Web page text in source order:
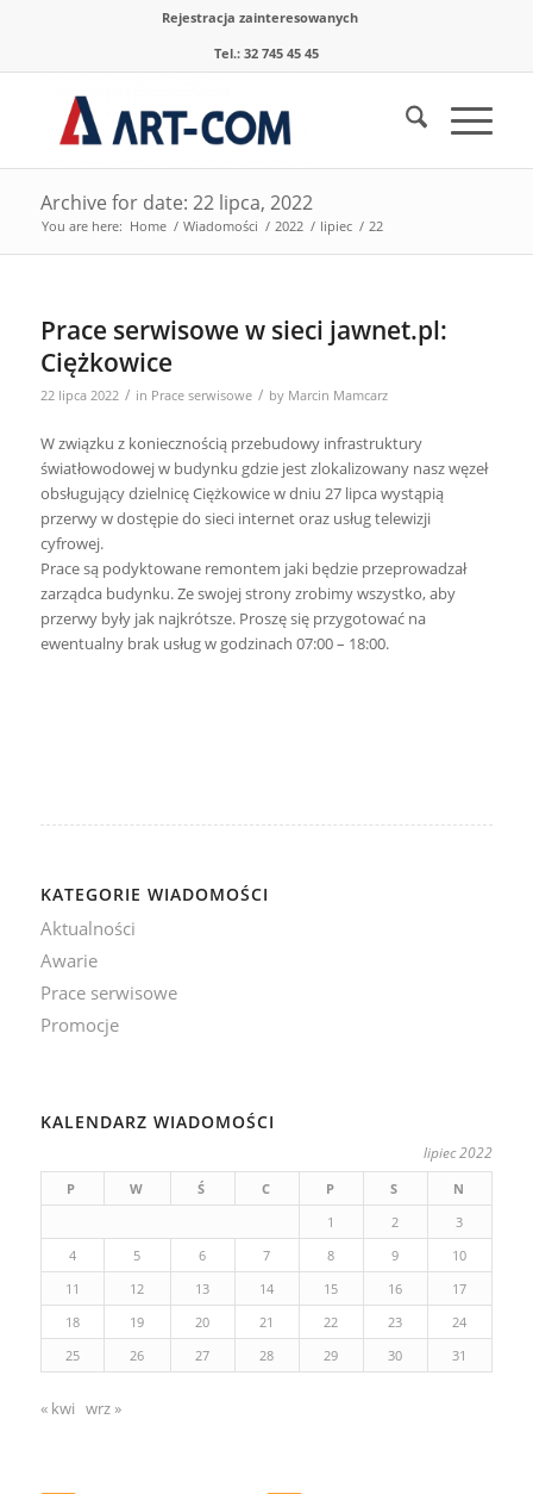
Rejestracja zainteresowanych
Tel.: 32 745 45 45
Archive for date: 22 lipca, 2022
You are here: Home / Wiadomości / 2022 / lipiec / 22
Prace serwisowe w sieci jawnet.pl:
Ciężkowice
22 lipca 2022 / in Prace serwisowe / by Marcin Mamcarz
W związku z koniecznością przebudowy infrastruktury
światłowodowej w budynku gdzie jest zlokalizowany nasz węzeł
obsługujący dzielnicę Ciężkowice w dniu 27 lipca wystąpią
przerwy w dostępie do sieci internet oraz usług telewizji
cyfrowej.
Prace są podyktowane remontem jaki będzie przeprowadzał
zarządca budynku. Ze swojej strony zrobimy wszystko, aby
przerwy były jak najkrótsze. Proszę się przygotować na
ewentualny brak usług w godzinach 07:00 – 18:00.
KATEGORIE WIADOMOŚCI
Aktualności
Awarie
Prace serwisowe
Promocje
KALENDARZ WIADOMOŚCI
lipiec 2022
P W Ś C P S
N
1
2
3
4
5 6 7 8 9
10
11
12 13 14 15 16
17
18
19 20 21 22 23
24
25
26 27 28 29 30 31
« kwi wrz »